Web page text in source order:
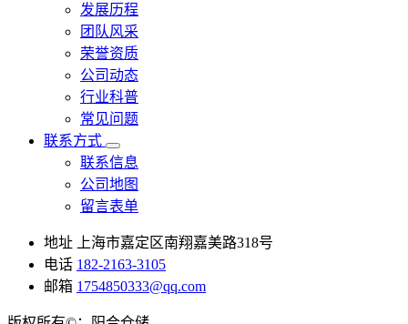
发展历程
团队风采
荣誉资质
公司动态
行业科普
常见问题
联系方式
联系信息
公司地图
留言表单
地址 上海市嘉定区南翔嘉美路318号
电话 182-2163-3105
邮箱 1754850333@qq.com